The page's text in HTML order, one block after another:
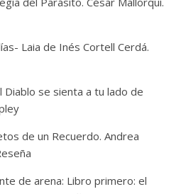
Laia de Inés Cortell Cerdá.
Diablo se sienta a tu lado de
de un Recuerdo. Andrea
de arena: Libro primero: el